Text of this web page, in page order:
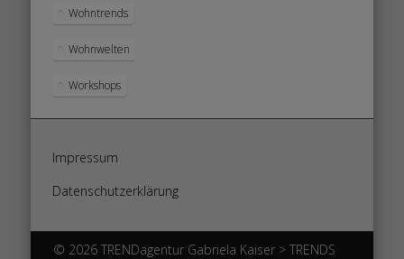
Wohntrends
Wohnwelten
Workshops
Impressum
Datenschutzerklärung
© 2026 TRENDagentur Gabriela Kaiser > TRENDS